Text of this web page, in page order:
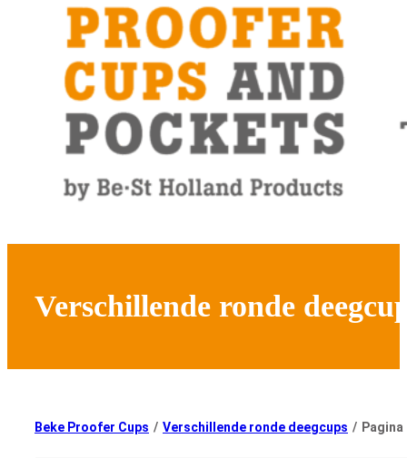
Verschillende ronde
Beke Proofer Cups / Verschillende ronde deegcups / Pagina